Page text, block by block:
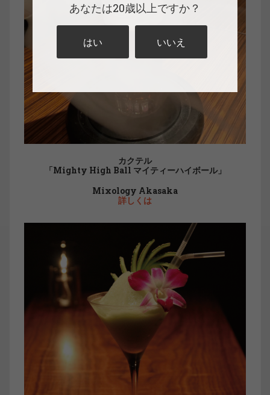
カクテル
「Mighty High Ball マイティーハイボール」
Mixology Akasaka
詳しくは
あなたは20歳以上ですか？
はい いいえ